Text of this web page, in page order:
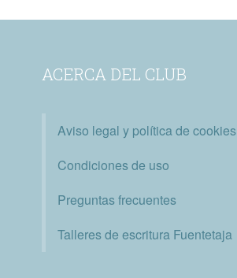
ACERCA DEL CLUB
Aviso legal y política de cookies
Condiciones de uso
Preguntas frecuentes
Talleres de escritura Fuentetaja